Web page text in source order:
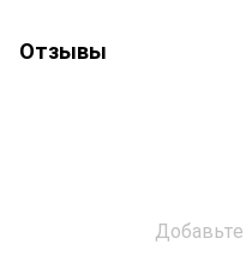
Отзывы